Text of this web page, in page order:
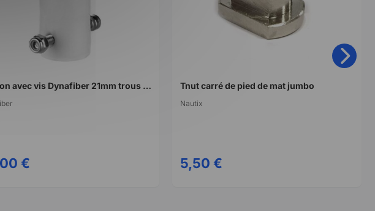
Tendon avec vis Dynafiber 21mm trous 4mm
€
Tnut carré de pied de mat jumbo
Nautix
5,50 €